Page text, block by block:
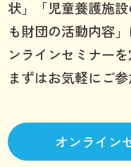
状」「児童養護施
も財団の活動内容
ンラインセミナー
まずはお気軽にご参
オンライン